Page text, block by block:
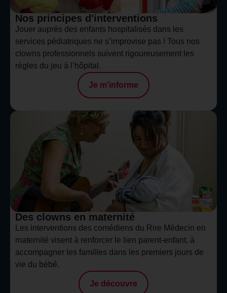
Nos principes d'interventions
Jouer auprès des enfants hospitalisés dans les
services pédiatriques ne s’improvise pas ! Tous nos
clowns professionnels suivent rigoureusement les
règles du jeu à l’hôpital.
Je m'informe
Des clowns en maternité
Les interventions des comédiens du Rire Médecin en
maternité visent à renforcer le lien parent-enfant, à
accompagner les familles dans les premiers jours de
vie du bébé.
Je découvre